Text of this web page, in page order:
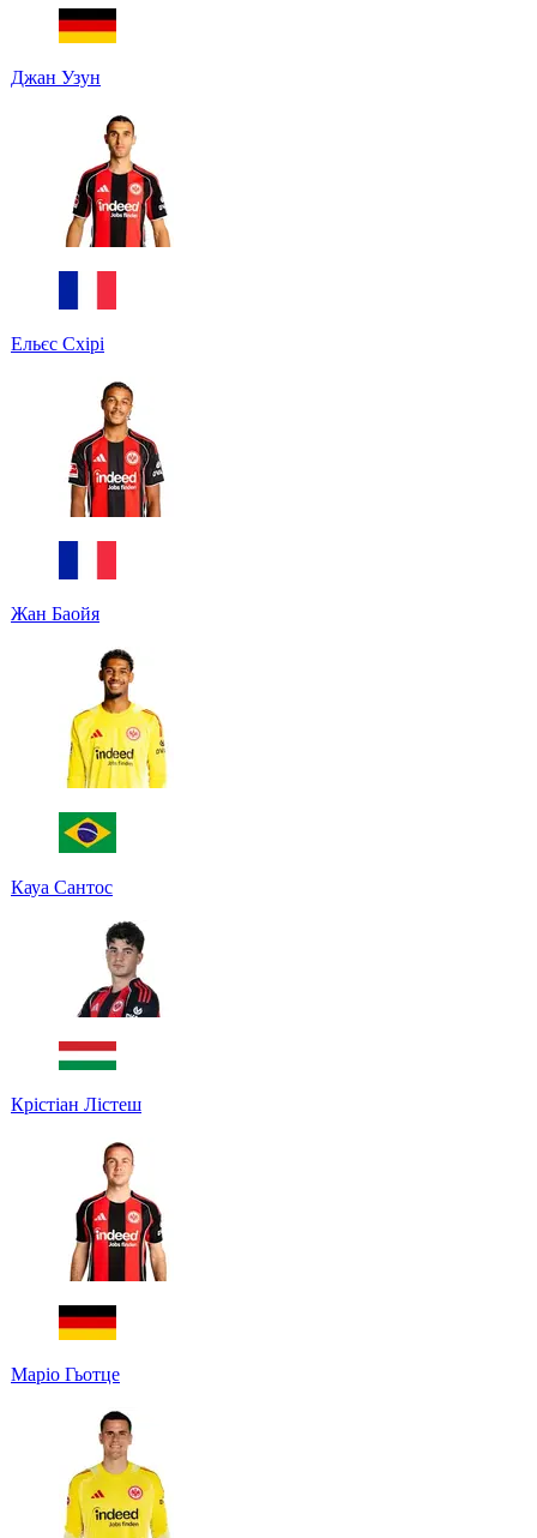
Джан Узун
Ельєс Схірі
Жан Баойя
Кауа Сантос
Крістіан Лістеш
Маріо Гьотце